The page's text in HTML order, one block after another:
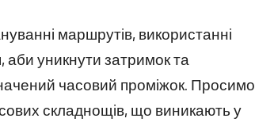
маршрутів, використанні
аби уникнути затримок та
часовий проміжок. Просимо
складнощів, що виникають у